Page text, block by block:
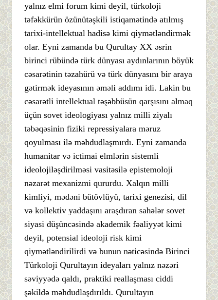
yalnız elmi forum kimi deyil, türkoloji
təfəkkürün özünütəşkili istiqamətində atılmış
tarixi-intellektual hadisə kimi qiymətləndirmək
olar. Eyni zamanda bu Qurultay XX əsrin
birinci rübündə türk dünyası aydınlarının böyük
cəsarətinin təzahürü və türk dünyasını bir araya
gətirmək ideyasının əməli addımı idi. Lakin bu
cəsarətli intellektual təşəbbüsün qarşısını almaq
üçün sovet ideologiyası yalnız milli ziyalı
təbəqəsinin fiziki repressiyalara məruz
qoyulması ilə məhdudlaşmırdı. Eyni zamanda
humanitar və ictimai elmlərin sistemli
ideolojiləşdirilməsi vasitəsilə epistemoloji
nəzarət mexanizmi qururdu. Xalqın milli
kimliyi, mədəni bütövlüyü, tarixi genezisi, dil
və kollektiv yaddaşını araşdıran sahələr sovet
siyasi düşüncəsində akademik fəaliyyət kimi
deyil, potensial ideoloji risk kimi
qiymətləndirilirdi və bunun nəticəsində Birinci
Türkoloji Qurultayın ideyaları yalnız nəzəri
səviyyədə qaldı, praktiki reallaşması ciddi
şəkildə məhdudlaşdırıldı. Qurultayın